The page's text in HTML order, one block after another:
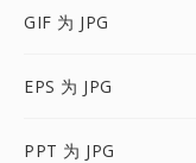
GIF 为 JPG
EPS 为 JPG
PPT 为 JPG